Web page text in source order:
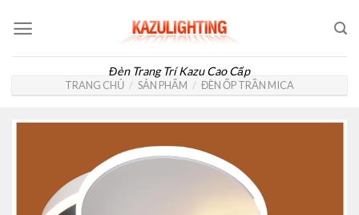
Đèn Trang Trí Kazu Cao Cấp
TRANG CHỦ / SẢN PHẨM / ĐÈN ỐP TRẦN MICA